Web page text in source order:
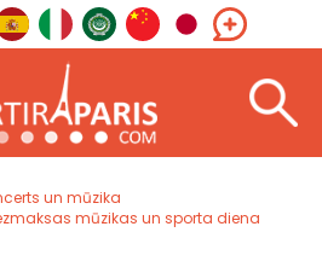
un mūzika
mūzikas un sporta diena